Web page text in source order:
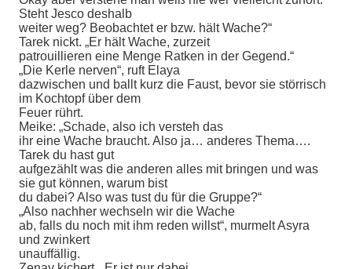
Steht Jesco deshalb
weiter weg? Beobachtet er bzw. hält Wache?“
Tarek nickt. „Er hält Wache, zurzeit
patrouillieren eine Menge Ratken in der Gegend.“
„Die Kerle nerven“, ruft Elaya
dazwischen und ballt kurz die Faust, bevor sie störrisch
im Kochtopf über dem
Feuer rührt.
Meike: „Schade, also ich versteh das
ihr eine Wache braucht. Also ja… anderes Thema….
Tarek du hast gut
aufgezählt was die anderen alles mit bringen und was
sie gut können, warum bist
du dabei? Also was tust du für die Gruppe?“
„Also nachher wechseln wir die Wache
ab, falls du noch mit ihm reden willst“, murmelt Asyra
und zwinkert
unauffällig.